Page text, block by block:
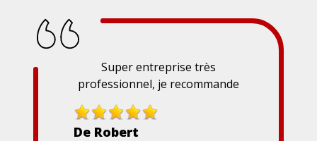
Super entreprise très
professionnel, je recommande
De Robert